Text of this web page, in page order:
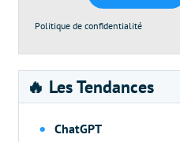
Politique de confidentialité
🔥 Les Tendances
ChatGPT